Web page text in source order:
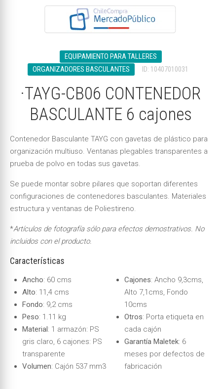
EQUIPAMIENTO PARA TALLERES
ORGANIZADORES BASCULANTES
ID: 10407010031
·TAYG-CB06 CONTENEDOR
BASCULANTE 6 cajones
Contenedor Basculante TAYG con gavetas de plástico para
organización multiuso. Ventanas plegables transparentes a
prueba de polvo en todas sus gavetas.
Se puede montar sobre pilares que soportan diferentes
configuraciones de contenedores basculantes. Materiales
estructura y ventanas de Poliestireno.
*Artículos de fotografía sólo para efectos demostrativos. No
incluidos con el producto.
Características
Ancho: 60 cms
Alto: 11,4 cms
Fondo: 9,2 cms
Peso: 1.11 kg
Material: 1 armazón: PS
gris claro, 6 cajones: PS
transparente
Volumen: Cajón 537 mm3
Cajones: Ancho 9,3cms,
Alto 7,1cms, Fondo
10cms
Otros: Porta etiqueta en
cada cajón
Garantía Maletek: 6
meses por defectos de
fabricación